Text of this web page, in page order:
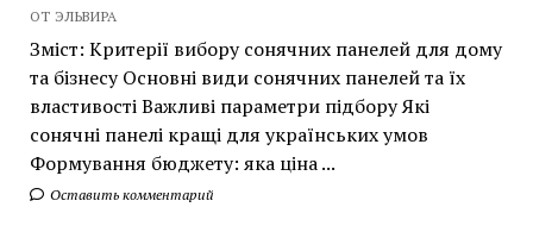
ОТ ЭЛЬВИРА
Зміст: Критерії вибору сонячних панелей для дому
та бізнесу Основні види сонячних панелей та їх
властивості Важливі параметри підбору Які
сонячні панелі кращі для українських умов
Формування бюджету: яка ціна ...
Оставить комментарий